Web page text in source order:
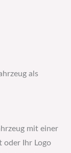
als
mit einer
oder Ihr Logo